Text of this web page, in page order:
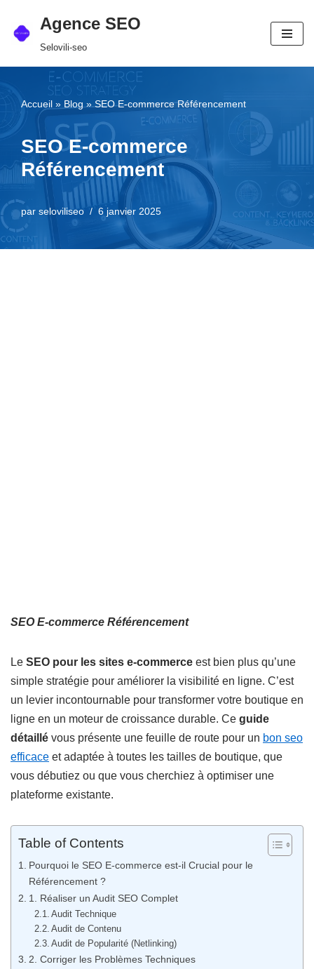
Aller
contenu
Agence SEO
Selovili-seo
Accueil » Blog » SEO E-commerce Référencement
SEO E-commerce
Référencement
par seloviliseo 6 janvier 2025
SEO E-commerce Référencement
Le SEO pour les sites e-commerce est bien plus qu’une
simple stratégie pour améliorer la visibilité en ligne. C’est
un levier incontournable pour transformer votre boutique en
ligne en un moteur de croissance durable. Ce guide
détaillé vous présente une feuille de route pour un bon seo
efficace et adaptée à toutes les tailles de boutique, que
vous débutiez ou que vous cherchiez à optimiser une
plateforme existante.
Table of Contents
Pourquoi le SEO E-commerce est-il Crucial pour le
Référencement ?
1. Réaliser un Audit SEO Complet
Audit Technique
Audit de Contenu
Audit de Popularité (Netlinking)
2. Corriger les Problèmes Techniques